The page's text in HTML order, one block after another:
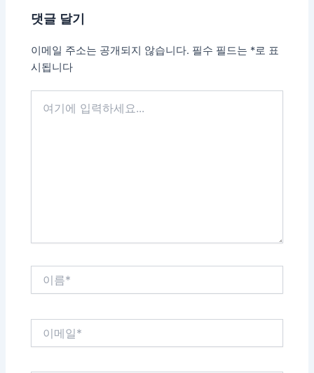
댓글 달기
이메일 주소는 공개되지 않습니다. 필수 필드는 *로 표
시됩니다